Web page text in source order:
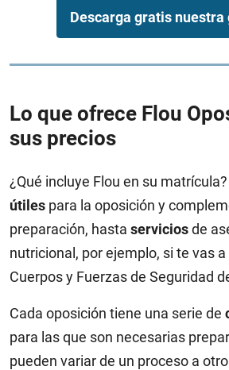
Descarga gratis nuestra
Lo que ofrece Flou
sus precios
¿Qué incluye Flou en su
útiles para la oposición y
preparación, hasta serviciosde
nutricional, por ejemplo, si te vas
Cuerpos y Fuerzas de Seguridad
Cada oposición tiene una serie de
para las que son necesarias
pueden variar de un proceso a